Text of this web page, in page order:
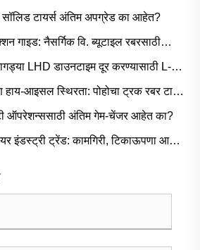
सॉलिड टायर्स अंतिम अपग्रेड का आहेत?
गाइड: नैसर्गिक वि. ब्यूटाइल रबरसाठी
आधारित अनुप्रयोग
LHD डाउनटाइम दूर करण्यासाठी L-5S
आहेत
आइसल स्थिरता: पोहोचा ट्रक रबर टायर
ऑपरेशन्ससाठी अंतिम गेम-चेंजर आहेत का?
इंडस्ट्री ट्रेंड: कामगिरी, टिकाऊपणा आणि